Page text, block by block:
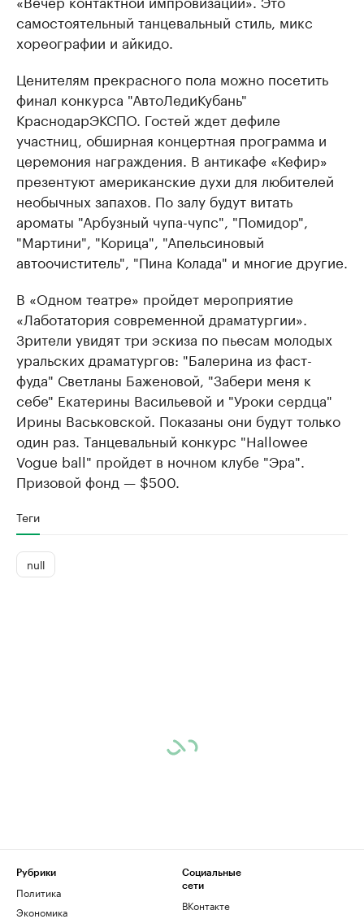
самостоятельный танцевальный стиль, микс
хореографии и айкидо.
Ценителям прекрасного пола можно посетить
финал конкурса "АвтоЛедиКубань"
КраснодарЭКСПО. Гостей ждет дефиле
участниц, обширная концертная программа и
церемония награждения. В антикафе «Кефир»
презентуют американские духи для любителей
необычных запахов. По залу будут витать
ароматы "Арбузный чупа-чупс", "Помидор",
"Мартини", "Корица", "Апельсиновый
автоочиститель", "Пина Колада" и многие другие.
В «Одном театре» пройдет мероприятие
«Лаботатория современной драматургии».
Зрители увидят три эскиза по пьесам молодых
уральских драматургов: "Балерина из фаст-
фуда" Светланы Баженовой, "Забери меня к
себе" Екатерины Васильевой и "Уроки сердца"
Ирины Васьковской. Показаны они будут только
один раз. Танцевальный конкурс "Hallowee
Vogue ball" пройдет в ночном клубе "Эра".
Призовой фонд — $500.
Теги
null
Рубрики
Политика
Экономика
Социальные
сети
ВКонтакте